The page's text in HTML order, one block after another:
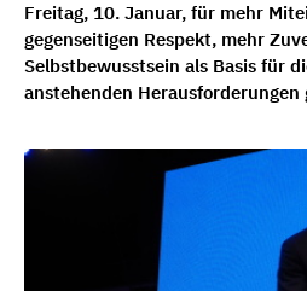
Freitag, 10. Januar, für mehr
gegenseitigen Respekt, mehr
Selbstbewusstsein als Basis für
anstehenden Herausforderungen